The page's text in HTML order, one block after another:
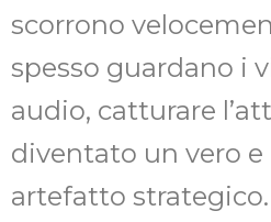
scorrono
spesso guardano i
audio, catturare
diventato un vero
artefatto